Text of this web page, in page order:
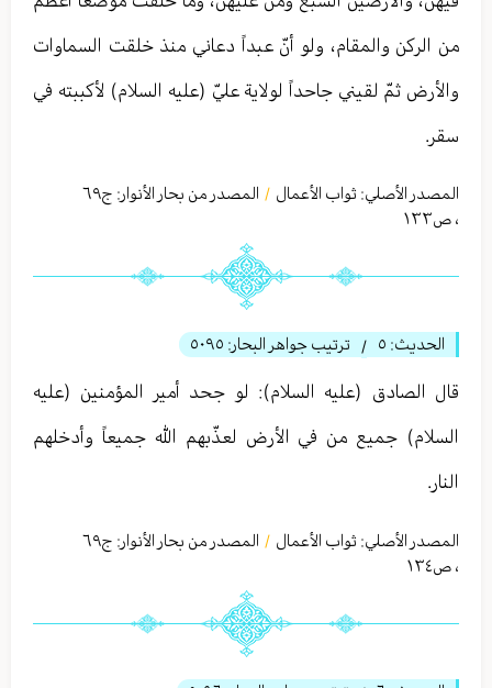
من الركن والمقام، ولو أنّ عبداً دعاني منذ خلقت السماوات
والأرض ثمّ لقيني جاحداً لولاية عليّ (عليه السلام) لأكببته في
سقر.
المصدر الأصلي: ثواب الأعمال / المصدر من بحار الأنوار: ج٦٩
، ص١٣٣
الحديث: ٥ / ترتيب جواهر البحار: ٥٠٩٥
قال الصادق (عليه السلام): لو جحد أمير المؤمنين (عليه
السلام) جميع من في الأرض لعذّبهم الله جميعاً وأدخلهم
النار.
المصدر الأصلي: ثواب الأعمال / المصدر من بحار الأنوار: ج٦٩
، ص١٣٤